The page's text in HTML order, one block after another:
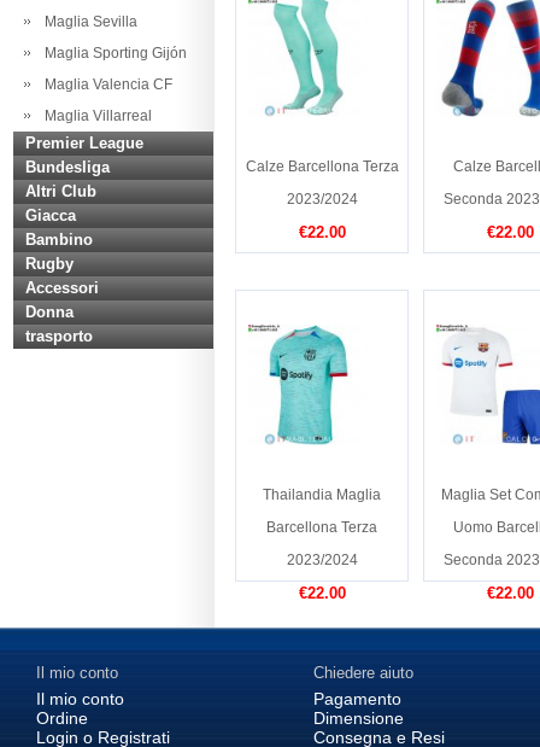
Maglia Sevilla
Maglia Sporting Gijón
Maglia Valencia CF
Maglia Villarreal
Premier League
Bundesliga
Altri Club
Giacca
Bambino
Rugby
Accessori
Donna
trasporto
Calze Barcellona Terza
2023/2024
€22.00
Calze
Seconda
€22.00
Thailandia Maglia
Barcellona Terza
2023/2024
€22.00
Maglia Set
Uomo
Seconda
€22.00
Il mio conto
Il mio conto
Ordine
Login o Registrati
Chiedere aiuto
Pagamento
Dimensione
Consegna e Resi